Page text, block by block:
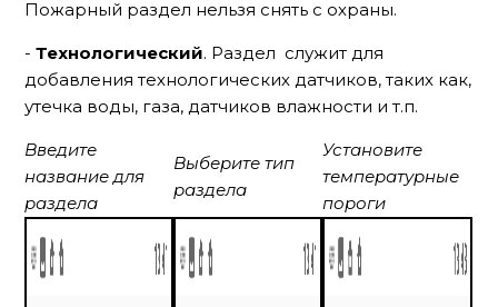
Пожарный раздел нельзя снять с охраны.
-Технологический. Раздел служит для
добавления технологических датчиков, таких как,
утечка воды, газа, датчиков влажности и т.п.
Введите
название для
раздела
Выберите тип
раздела
Установите
температурные
пороги